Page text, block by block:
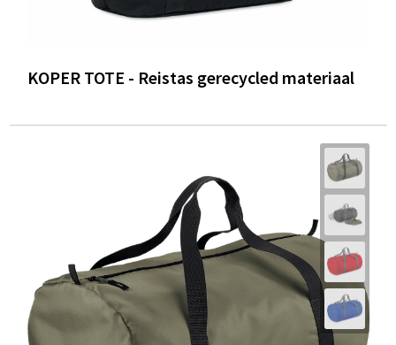
KOPER TOTE - Reistas gerecycled materiaal